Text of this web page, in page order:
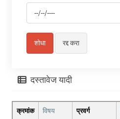
दस्तावेज यादी
क्रमांक विषय प्रवर्ग